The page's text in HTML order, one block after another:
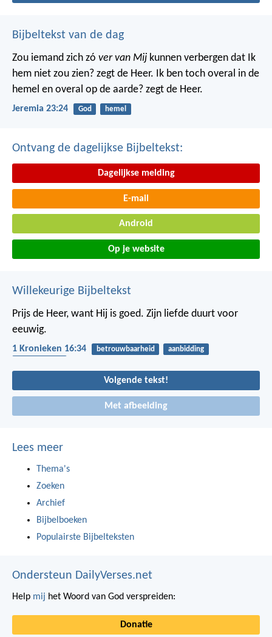
Bijbeltekst van de dag
Zou iemand zich zó ver van Mij kunnen verbergen dat Ik
hem niet zou zien? zegt de Heer. Ik ben toch overal in de
hemel en overal op de aarde? zegt de Heer.
Jeremia 23:24 God hemel
Ontvang de dagelijkse Bijbeltekst:
Dagelijkse melding
E-mail
Android
Op je website
Willekeurige Bijbeltekst
Prijs de Heer, want Hij is goed. Zijn liefde duurt voor
eeuwig.
1 Kronieken 16:34 betrouwbaarheid
aanbidding
Volgende tekst!
Met afbeelding
Lees meer
Thema's
Zoeken
Archief
Bijbelboeken
Populairste Bijbelteksten
Ondersteun DailyVerses.net
Help mij het Woord van God verspreiden:
Donatie